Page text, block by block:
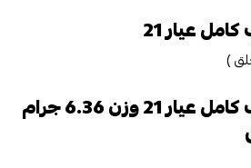
عيار 21
)
مميزات طقم ذهب كامل عيار 21 وزن 6.36 جرام